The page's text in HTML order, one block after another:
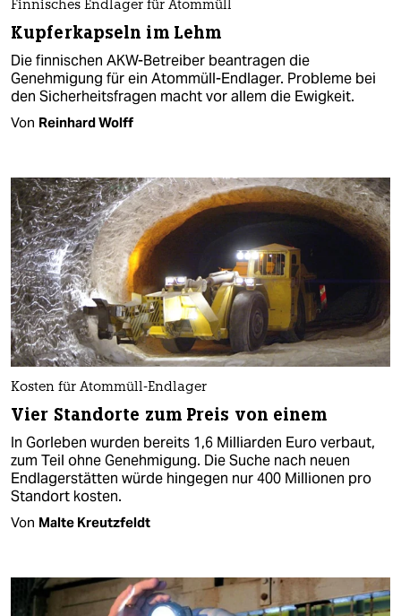
Finnisches Endlager für Atommüll
Kupferkapseln im Lehm
Die finnischen AKW-Betreiber beantragen die
Genehmigung für ein Atommüll-Endlager. Probleme bei
den Sicherheitsfragen macht vor allem die Ewigkeit.
Von Reinhard Wolff
Kosten für Atommüll-Endlager
Vier Standorte zum Preis von einem
In Gorleben wurden bereits 1,6 Milliarden Euro verbaut,
zum Teil ohne Genehmigung. Die Suche nach neuen
Endlagerstätten würde hingegen nur 400 Millionen pro
Standort kosten.
Von Malte Kreutzfeldt